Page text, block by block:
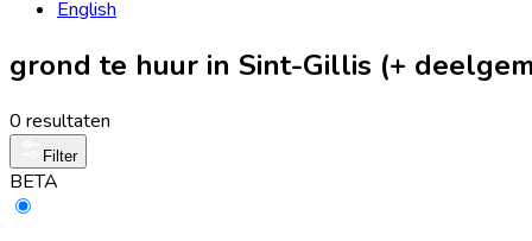
English
grond te huur in Sint-Gillis (+
0 resultaten
Filter
BETA